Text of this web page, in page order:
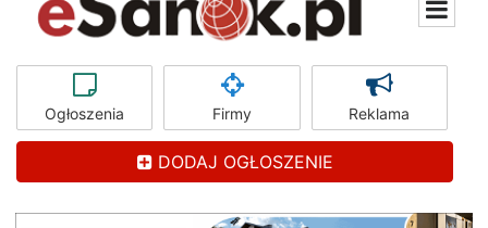
Ogłoszenia Firmy Reklama
DODAJ OGŁOSZENIE